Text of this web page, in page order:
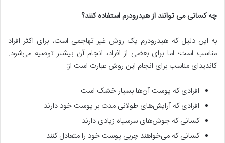
چه کسانی می‌ توانند از هیدرودرم استفاده کنند؟
به این دلیل که هیدرودرم یک روش غیر تهاجمی است، برای اکثر افراد
مناسب است؛ اما برای بعضی از افراد، انجام آن بیشتر توصیه می‌شود.
کاندیدای مناسب برای انجام این روش عبارت است از:
افرادی که پوست آن‌ها بسیار خشک است.
افرادی که آرایش‌های طولانی مدت بر پوست خود دارند.
کسانی که جوش‌های سرسیاه زیادی دارند.
کسانی که می‌خواهند چربی پوست خود را متعادل کنند.